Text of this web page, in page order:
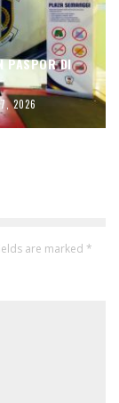
PASPOR DI
2026
are marked *